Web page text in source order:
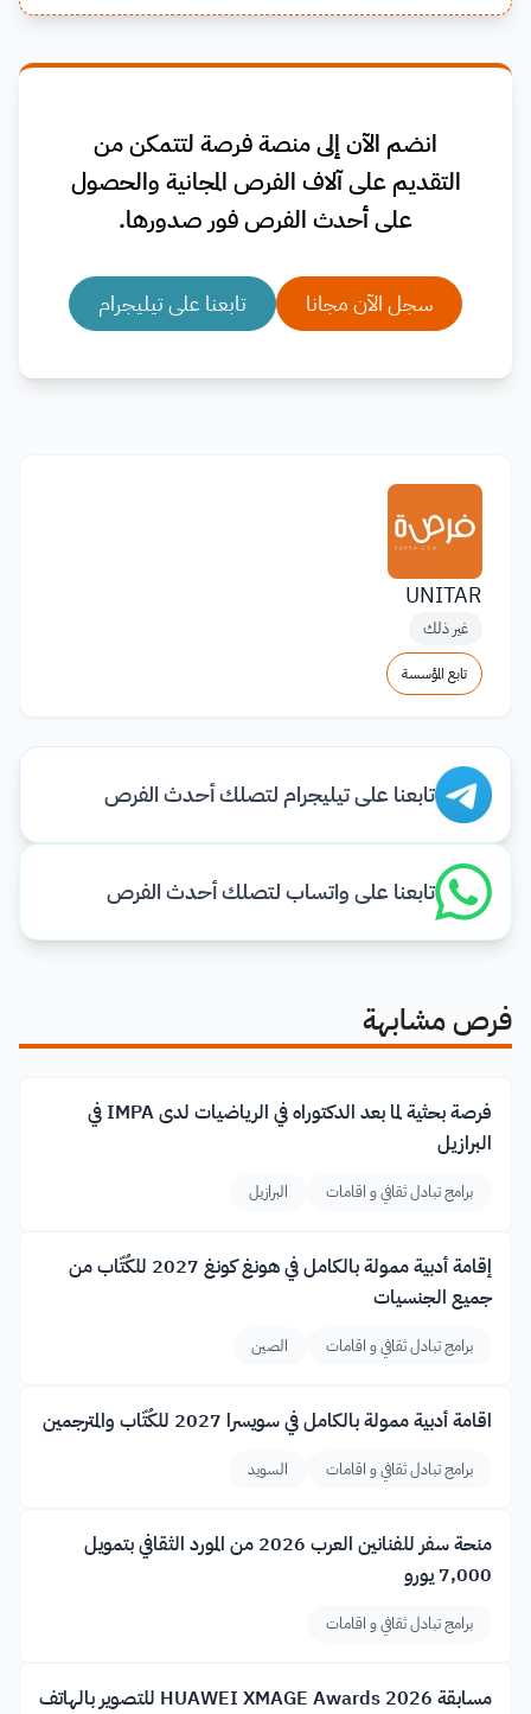
انضم الآن إلى منصة فرصة لتتمكن من
التقديم على آلاف الفرص المجانية والحصول
على أحدث الفرص فور صدورها.
سجل الآن مجانا تابعنا على تيليجرام
UNITAR
غير ذلك
تابع المؤسسة
تابعنا على تيليجرام لتصلك أحدث الفرص
تابعنا على واتساب لتصلك أحدث الفرص
فرص مشابهة
فرصة بحثية لما بعد الدكتوراه في الرياضيات لدى IMPA في
البرازيل
برامج تبادل ثقافي و اقامات البرازيل
إقامة أدبية ممولة بالكامل في هونغ كونغ 2027 للكُتّاب من
جميع الجنسيات
برامج تبادل ثقافي و اقامات الصين
اقامة أدبية ممولة بالكامل في سويسرا 2027 للكُتّاب والمترجمين
برامج تبادل ثقافي و اقامات السويد
منحة سفر للفنانين العرب 2026 من المورد الثقافي بتمويل
7,000 يورو
برامج تبادل ثقافي و اقامات
مسابقة HUAWEI XMAGE Awards 2026 للتصوير بالهاتف